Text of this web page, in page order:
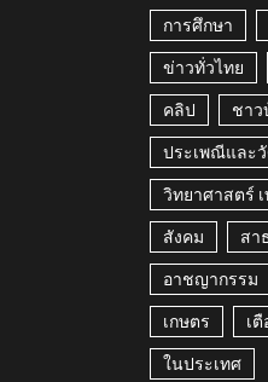
การศึกษา
ข่าวทั่วไทย
คลิป ชา
ประเพณีและ
วิทยาศาสตร์
สังคม สา
อาชญากรรม
เกษตร เ
ในประเทศ